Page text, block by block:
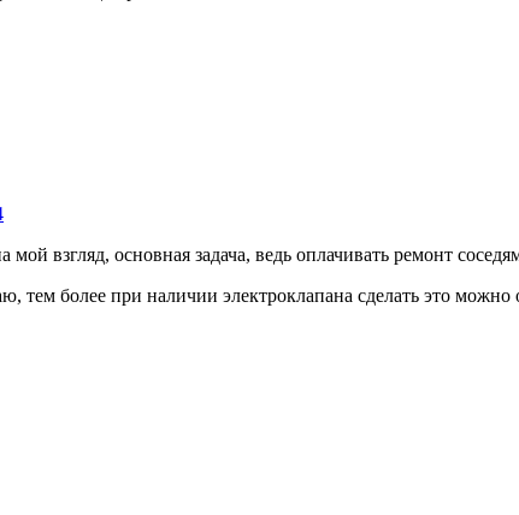
мой взгляд, основная задача, ведь оплачивать ремонт
тем более при наличии электроклапана сделать это